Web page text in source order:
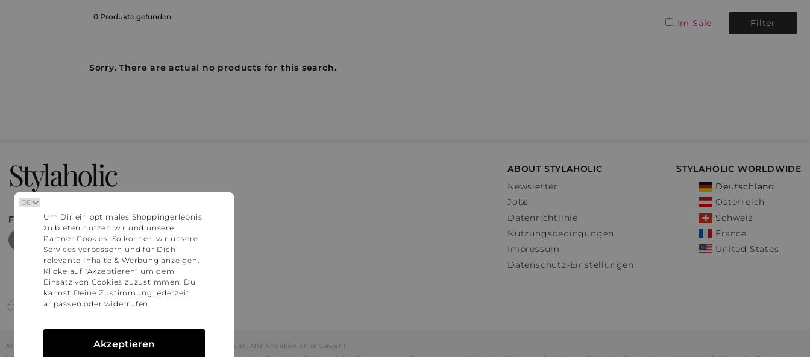
0 Produkte gefunden
Im Sale Filter
Sorry. There are actual no products for this search.
Stylaholic
FIND MORE INSPIRATION
ABOUT STYLAHOLIC
Newsletter
Jobs
Datenrichtlinie
Nutzungsbedingungen
Impressum
Datenschutz-Einstellungen
STYLAHOLIC WORLDWIDE
Deutschland
Österreich
Schweiz
France
United States
2016 - 2026 © Stylaholic.
Made for you with love in munich.
Alle Preise inkl. der jeweils geltenden gesetzlichen Mehrwertsteuer. Alle Angaben ohne Gewähr.
Um Dir ein optimales Shoppingerlebnis
zu bieten nutzen wir und unsere
Partner Cookies. So können wir unsere
Services verbessern und für Dich
relevante Inhalte & Werbung anzeigen.
Klicke auf "Akzeptieren" um dem
Einsatz von Cookies zuzustimmen. Du
kannst Deine Zustimmung jederzeit
anpassen oder widerrufen.
Akzeptieren